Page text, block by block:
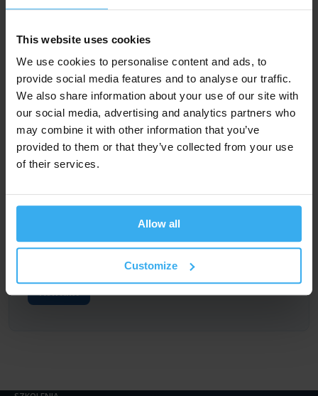
This website uses cookies
We use cookies to personalise content and ads, to
provide social media features and to analyse our traffic.
We also share information about your use of our site with
our social media, advertising and analytics partners who
may combine it with other information that you’ve
provided to them or that they’ve collected from your use
of their services.
Allow all
Customize
programów można zamówić również indywidualne
W ramach konsultacji indywidualnych nie tylko szkolimy,
ale również: rozwiązujemy problemy, pomagamy dobrać
odpowiednie rozwiązania, doradzamy, jak efektywnie
używać wybranych narzędzi.
Prowadzimy równieżspotkania strategiczne, czy
sesje inspiracyjne dla kadr menedżerskich i zarządów. Po
polsku i po angielsku. Agendę takich sesji
dostosowujemy elastycznie do specyficznych potrzeb
uznanych i rozpoznawalnych w swojej branży
wykładowców.
Więcej informacji na temat konsultacji znajduje się na
osobnej stronieKonsultacje. Zachęcamy również do
kontaktu z naszym biurem.
Kontakt